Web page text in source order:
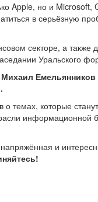
Apple, но и Microsoft,
в серьёзную
секторе, а также
Уральского
Михаил Емельянников
темах, которые
информационной
и